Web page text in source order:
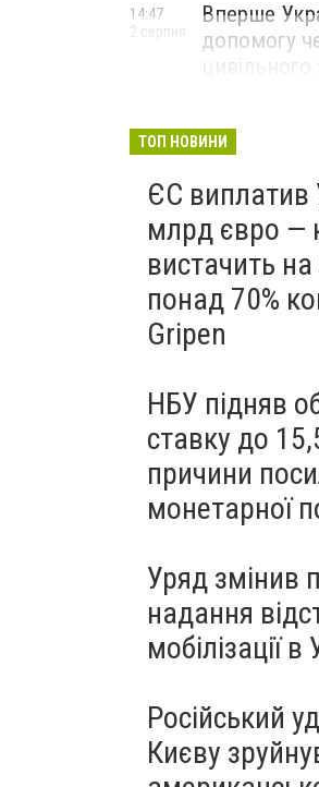
Вперше
допомогу
14:47
2 серпня
ТОП НОВИНИ
ЄС виплатив
млрд євро —
вистачить
понад 70%
Gripen
НБУ підняв
ставку до
причини
монетарної
Уряд змінив
надання
мобілізації в
Російський
Києву